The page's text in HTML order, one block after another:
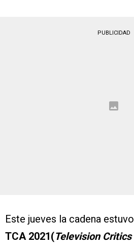
PUBLICIDAD
Este jueves la cadena
TCA 2021(Television Critics